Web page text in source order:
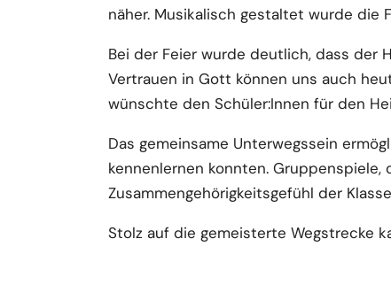
näher. Musikalisch gestaltet wurde die
Bei der Feier wurde deutlich, dass der
Vertrauen in Gott können uns auch
wünschte den Schüler:Innen für den
Das gemeinsame Unterwegssein
kennenlernen konnten.
Zusammengehörigkeitsgefühl der
Stolz auf die gemeisterte Wegstrecke